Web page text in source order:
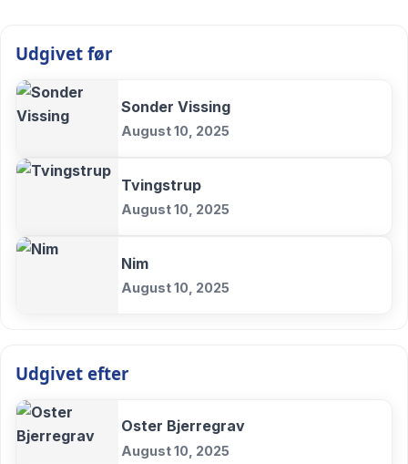
Udgivet før
Sonder Vissing
August 10, 2025
Tvingstrup
August 10, 2025
Nim
August 10, 2025
Udgivet efter
Oster Bjerregrav
August 10, 2025